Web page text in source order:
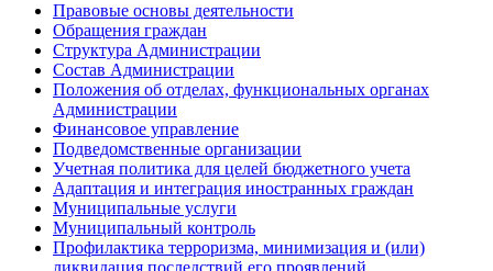
Правовые основы деятельности
Обращения граждан
Структура Администрации
Состав Администрации
Положения об отделах, функциональных органах
Администрации
Финансовое управление
Подведомственные организации
Учетная политика для целей бюджетного учета
Адаптация и интеграция иностранных граждан
Муниципальные услуги
Муниципальный контроль
Профилактика терроризма, минимизация и (или)
ликвидация последствий его проявлений